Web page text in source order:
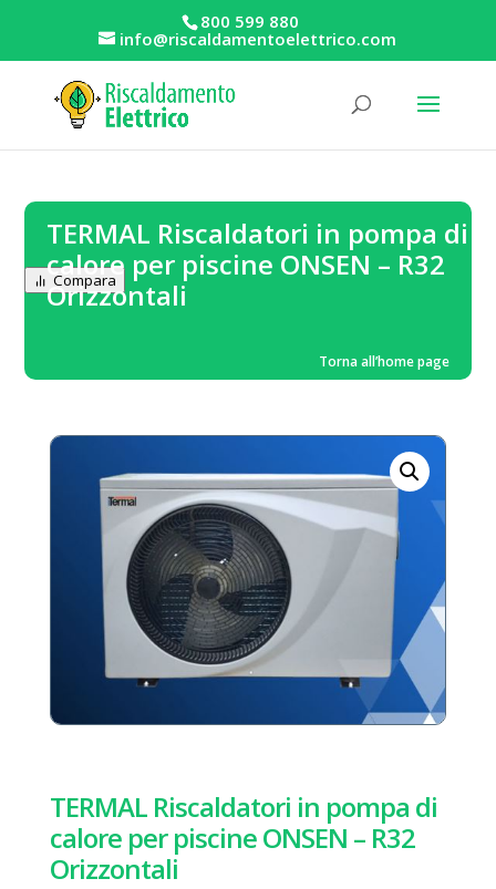
800 599 880
info@riscaldamentoelettrico.com
TERMAL Riscaldatori in pompa di
calore per piscine ONSEN – R32
Orizzontali
Compara
Torna all’home page
TERMAL Riscaldatori in pompa di
calore per piscine ONSEN – R32
Orizzontali